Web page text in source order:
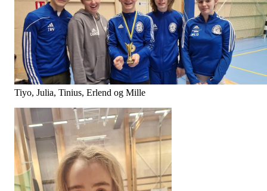
Tiyo, Julia, Tinius, Erlend og Mille